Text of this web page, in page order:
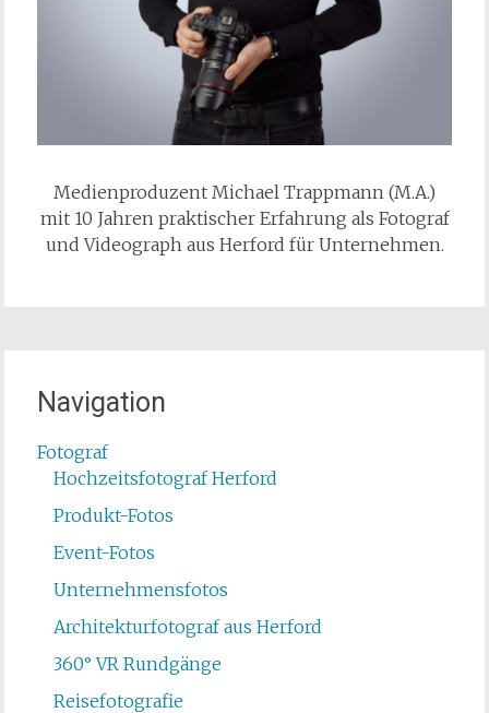
Medienproduzent Michael Trappmann (M.A.)
mit 10 Jahren praktischer Erfahrung als Fotograf
und Videograph aus Herford für Unternehmen.
Navigation
Fotograf
Hochzeitsfotograf Herford
Produkt-Fotos
Event-Fotos
Unternehmensfotos
Architekturfotograf aus Herford
360° VR Rundgänge
Reisefotografie